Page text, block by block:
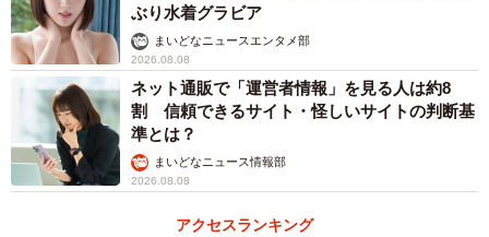
ぶり水着グラビア
まいどなニュースエンタメ部
2026.08.08
ネット通販で「運営者情報」を見る人は約8
割 信頼できるサイト・怪しいサイトの判断基
準とは？
まいどなニュース情報部
2026.08.08
アクセスランキング